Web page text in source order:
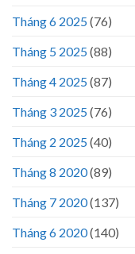
Tháng 6 2025(76)
Tháng 5 2025(88)
Tháng 4 2025(87)
Tháng 3 2025(76)
Tháng 2 2025(40)
Tháng 8 2020(89)
Tháng 7 2020(137)
Tháng 6 2020(140)